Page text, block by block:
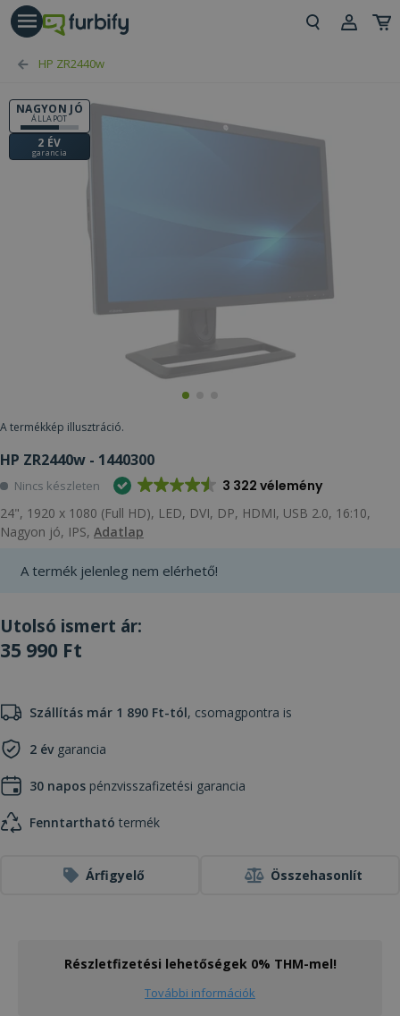
HP ZR2440w
NAGYON JÓ
ÁLLAPOT
2 ÉV
garancia
A termékkép illusztráció.
HP ZR2440w - 1440300
Nincs készleten 3 322 vélemény
24", 1920 x 1080 (Full HD), LED, DVI, DP, HDMI, USB 2.0, 16:10,
Nagyon jó, IPS, Adatlap
A termék jelenleg nem elérhető!
Utolsó ismert ár:
35 990 Ft
Szállítás már 1 890 Ft-tól, csomagpontra is
2 évgarancia
30 napos pénzvisszafizetési garancia
Fenntartható termék
Árfigyelő Összehasonlít
Részletfizetési lehetőségek 0% THM-mel!
További információk
gomb